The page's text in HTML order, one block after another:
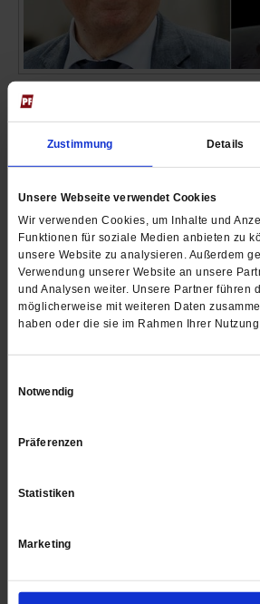
Zustimmung Details
Unsere Webseite verwendet Cookies
Wir verwenden Cookies, um Inhalte und
Funktionen für soziale Medien anbieten zu
unsere Website zu analysieren. Außerdem
Verwendung unserer Website an unsere
und Analysen weiter. Unsere Partner führen
möglicherweise mit weiteren Daten
haben oder die sie im Rahmen Ihrer
Notwendig
Präferenzen
Statistiken
Marketing
Pro und Contra
Fernsehboykott der
In Katar findet das Sportereignis
Gastgeberland eklatant die
Sollte man da nicht aufs
Sie hier ab! /mehr
7 Kommentare